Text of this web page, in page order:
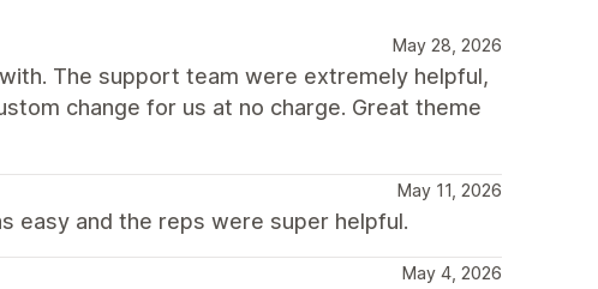
May 28, 2026
The support team were extremely helpful,
change for us at no charge. Great theme
May 11, 2026
easy and the reps were super helpful.
May 4, 2026